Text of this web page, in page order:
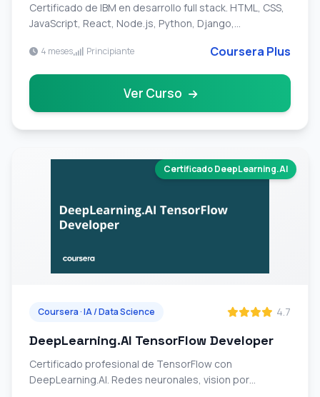
Certificado de IBM en desarrollo full stack. HTML, CSS,
JavaScript, React, Node.js, Python, Django,
4 meses Principiante Coursera Plus
Ver Curso
Certificado DeepLearning.AI
Coursera · IA / Data Science 4.7
DeepLearning.AI TensorFlow Developer
Certificado profesional de TensorFlow con
DeepLearning.AI. Redes neuronales, vision por